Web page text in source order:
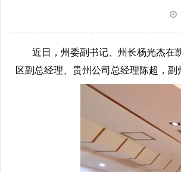
近日，州委副书记、州长杨光杰在
区副总经理、贵州公司总经理陈超，